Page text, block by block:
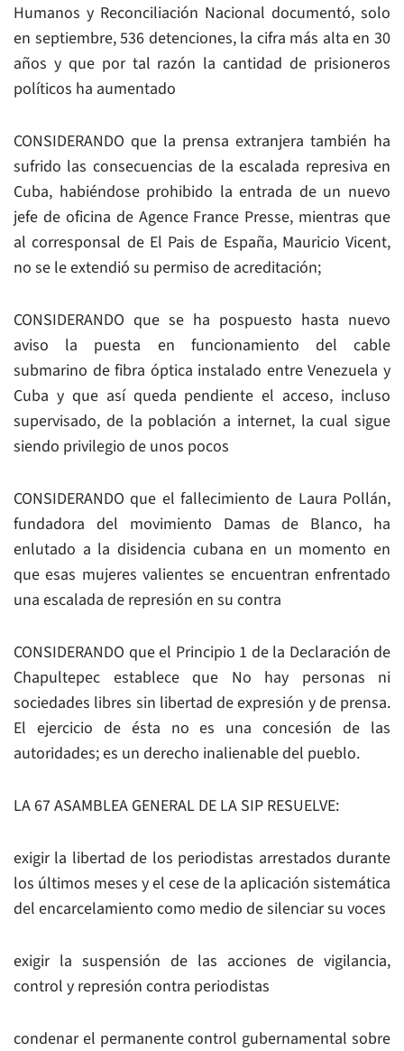
Humanos y Reconciliación Nacional documentó, solo
en septiembre, 536 detenciones, la cifra más alta en 30
años y que por tal razón la cantidad de prisioneros
políticos ha aumentado
CONSIDERANDO que la prensa extranjera también ha
sufrido las consecuencias de la escalada represiva en
Cuba, habiéndose prohibido la entrada de un nuevo
jefe de oficina de Agence France Presse, mientras que
al corresponsal de El Pais de España, Mauricio Vicent,
no se le extendió su permiso de acreditación;
CONSIDERANDO que se ha pospuesto hasta nuevo
aviso la puesta en funcionamiento del cable
submarino de fibra óptica instalado entre Venezuela y
Cuba y que así queda pendiente el acceso, incluso
supervisado, de la población a internet, la cual sigue
siendo privilegio de unos pocos
CONSIDERANDO que el fallecimiento de Laura Pollán,
fundadora del movimiento Damas de Blanco, ha
enlutado a la disidencia cubana en un momento en
que esas mujeres valientes se encuentran enfrentado
una escalada de represión en su contra
CONSIDERANDO que el Principio 1 de la Declaración de
Chapultepec establece que No hay personas ni
sociedades libres sin libertad de expresión y de prensa.
El ejercicio de ésta no es una concesión de las
autoridades; es un derecho inalienable del pueblo.
LA 67 ASAMBLEA GENERAL DE LA SIP RESUELVE:
exigir la libertad de los periodistas arrestados durante
los últimos meses y el cese de la aplicación sistemática
del encarcelamiento como medio de silenciar su voces
exigir la suspensión de las acciones de vigilancia,
control y represión contra periodistas
condenar el permanente control gubernamental sobre